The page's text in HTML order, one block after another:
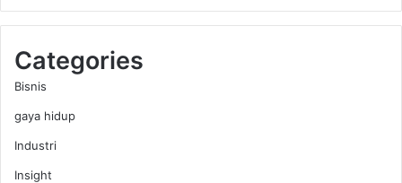
Categories
Bisnis
gaya hidup
Industri
Insight